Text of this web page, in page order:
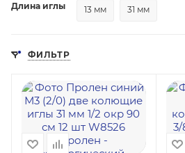
Длина иглы 13 мм 31 мм
ФИЛЬТР